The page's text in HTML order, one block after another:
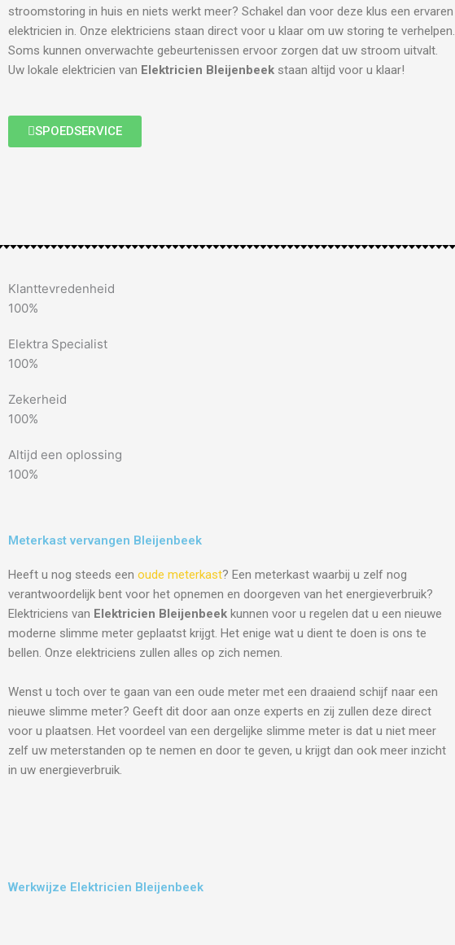
stroomstoring in huis en niets werkt meer? Schakel dan voor deze klus een ervaren
elektricien in. Onze elektriciens staan direct voor u klaar om uw storing te verhelpen.
Soms kunnen onverwachte gebeurtenissen ervoor zorgen dat uw stroom uitvalt.
Uw lokale elektricien van Elektricien Bleijenbeek staan altijd voor u klaar!
SPOEDSERVICE
Klanttevredenheid
100%
Elektra Specialist
100%
Zekerheid
100%
Altijd een oplossing
100%
Meterkast vervangen Bleijenbeek
Heeft u nog steeds een oude meterkast? Een meterkast waarbij u zelf nog
verantwoordelijk bent voor het opnemen en doorgeven van het energieverbruik?
Elektriciens van Elektricien Bleijenbeek kunnen voor u regelen dat u een nieuwe
moderne slimme meter geplaatst krijgt. Het enige wat u dient te doen is ons te
bellen. Onze elektriciens zullen alles op zich nemen.
Wenst u toch over te gaan van een oude meter met een draaiend schijf naar een
nieuwe slimme meter? Geeft dit door aan onze experts en zij zullen deze direct
voor u plaatsen. Het voordeel van een dergelijke slimme meter is dat u niet meer
zelf uw meterstanden op te nemen en door te geven, u krijgt dan ook meer inzicht
in uw energieverbruik.
Werkwijze Elektricien Bleijenbeek